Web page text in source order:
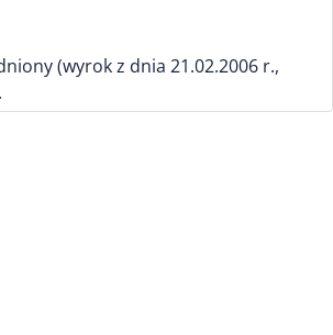
(wyrok z dnia 21.02.2006 r.,